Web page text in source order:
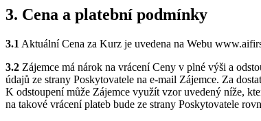
3. Cena a platební podmínky
3.1 Aktuální Cena za Kurz je uvedena na Webu
3.2 Zájemce má nárok na vrácení Ceny v plné výši a
údajů ze strany Poskytovatele na e-mail Zájemce. Za
K odstoupení může Zájemce využít vzor uvedený níže,
na takové vrácení plateb bude ze strany Poskytovatele